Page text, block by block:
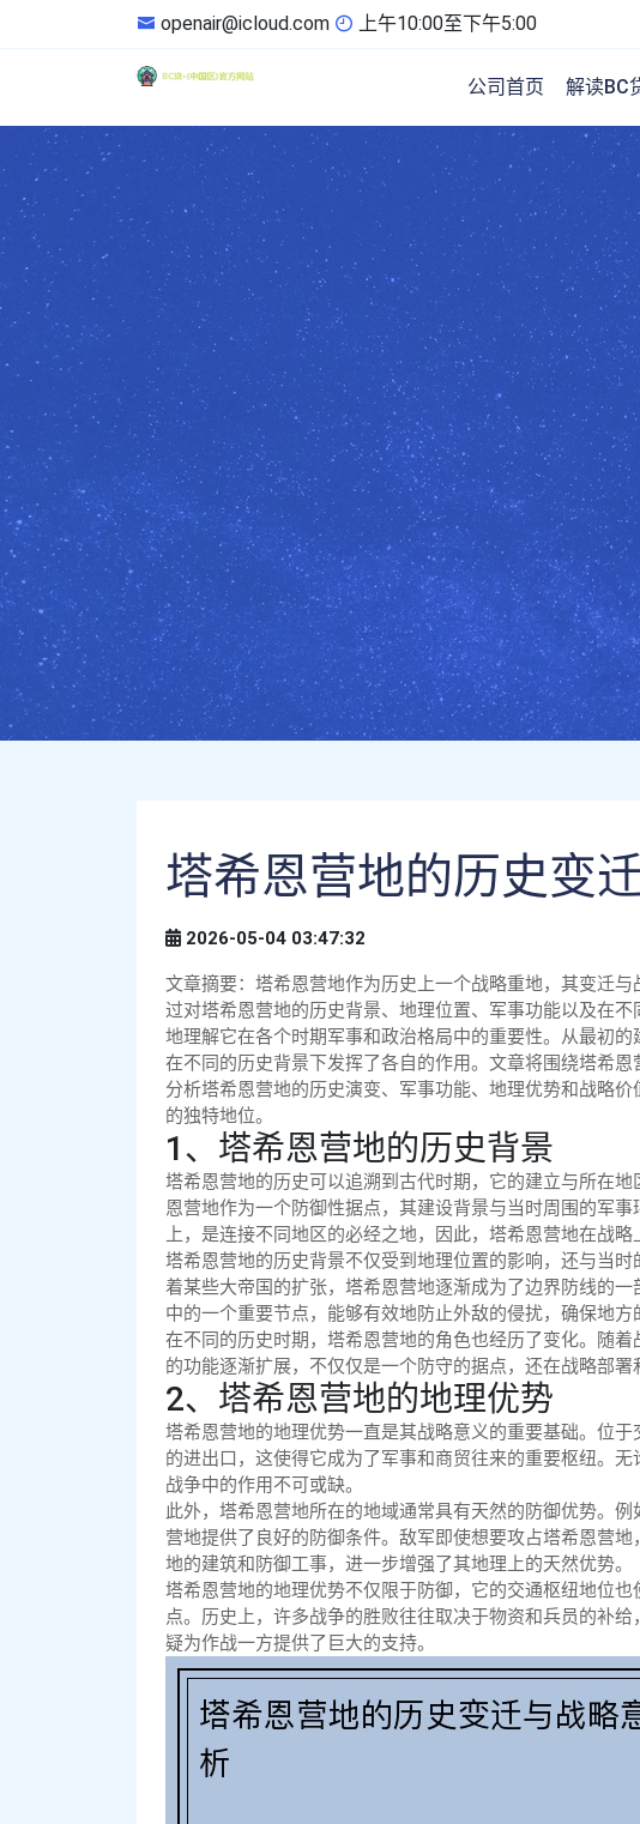
openair@icloud.com 上午10:00至下午5:00
公司首页 解读BC
塔希恩营地的历史变
2026-05-04 03:47:32
文章摘要：塔希恩营地作为历史上一个战略重地，其变迁
过对塔希恩营地的历史背景、地理位置、军事功能以及在
地理解它在各个时期军事和政治格局中的重要性。从最初
在不同的历史背景下发挥了各自的作用。文章将围绕塔希
分析塔希恩营地的历史演变、军事功能、地理优势和战略
的独特地位。
1、塔希恩营地的历史背景
塔希恩营地的历史可以追溯到古代时期，它的建立与所在
恩营地作为一个防御性据点，其建设背景与当时周围的军
上，是连接不同地区的必经之地，因此，塔希恩营地在战略
塔希恩营地的历史背景不仅受到地理位置的影响，还与当
着某些大帝国的扩张，塔希恩营地逐渐成为了边界防线的
中的一个重要节点，能够有效地防止外敌的侵扰，确保地方
在不同的历史时期，塔希恩营地的角色也经历了变化。随
的功能逐渐扩展，不仅仅是一个防守的据点，还在战略部署
2、塔希恩营地的地理优势
塔希恩营地的地理优势一直是其战略意义的重要基础。位
的进出口，这使得它成为了军事和商贸往来的重要枢纽。
战争中的作用不可或缺。
此外，塔希恩营地所在的地域通常具有天然的防御优势。
营地提供了良好的防御条件。敌军即使想要攻占塔希恩营
地的建筑和防御工事，进一步增强了其地理上的天然优势。
塔希恩营地的地理优势不仅限于防御，它的交通枢纽地位
点。历史上，许多战争的胜败往往取决于物资和兵员的补
疑为作战一方提供了巨大的支持。